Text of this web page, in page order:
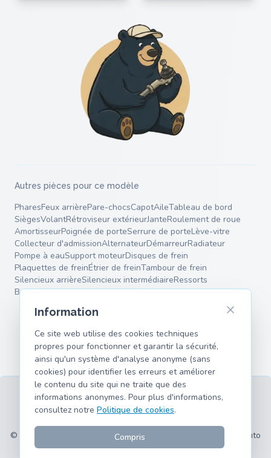
Autres pièces pour ce modèle
PharesFeux arrièrePare-chocsCapotAileTableau de bord
SiègesVolantRétroviseur extérieurJanteRoulement de roue
AmortisseurPoignée de porteSerrure de porteLève-vitre
Collecteur d'admissionAlternateurDémarreurRadiateur
Pompe à eauSupport moteurDisques de frein
Plaquettes de freinÉtrier de freinTambour de frein
Silencieux arrièreSilencieux intermédiaireRessorts
Bras de suspension
CGUConfidentialitéMentions légales
Modèles pris en charge
© 2026 hank.parts S. L. - Fait avec ❤️ pour les passionnés d'auto
et de moto.
Information
Ce site web utilise des cookies techniques
propres pour fonctionner et garantir la sécurité,
ainsi qu'un système d'analyse anonyme (sans
cookies) pour identifier les erreurs et améliorer
le contenu du site qui ne traite que des
informations anonymes. Pour plus d'informations,
consultez notre Politique de cookies.
Compris